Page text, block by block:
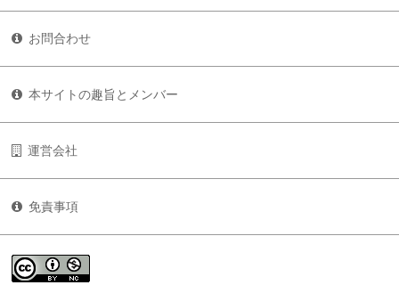
お問合わせ
本サイトの趣旨とメンバー
運営会社
免責事項